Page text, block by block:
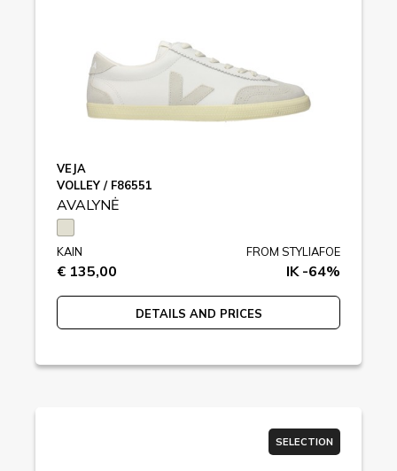
VEJA
VOLLEY / F86551
AVALYNĖ
KAIN
€ 135,00
FROM STYLIAFOE
IK -64%
DETAILS AND PRICES
SELECTION